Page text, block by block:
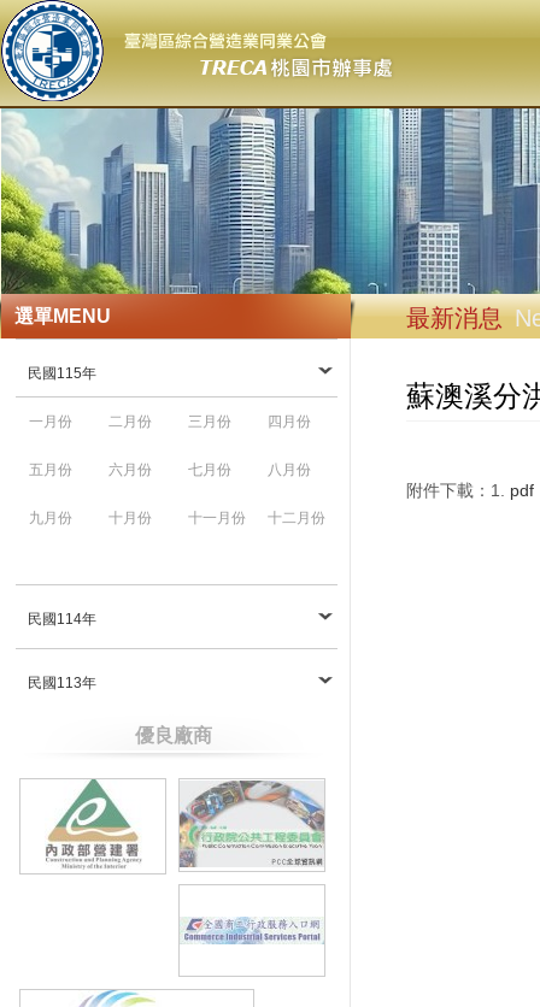
選單MENU
民國115年
一月份 二月份 三月份 四月份
五月份 六月份 七月份 八月份
九月份 十月份 十一月份 十二月份
民國114年
民國113年
優良廠商
最新消息
蘇澳溪分
附件下載：1. pdf